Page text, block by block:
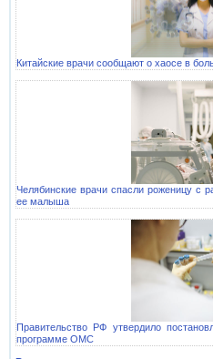
Китайские врачи сообщают о хаосе в
Челябинские врачи спасли роженицу с
ее малыша
Правительство РФ утвердило
программе ОМС